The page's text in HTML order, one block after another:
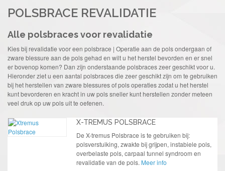
POLSBRACE REVALIDATIE
Alle polsbraces voor revalidatie
Kies bij revalidatie voor een polsbrace | Operatie aan de pols ondergaan of
zware blessure aan de pols gehad en wilt u het herstel bevorden en er snel
er bovenop komen? Dan zijn onderstaande polsbraces zeer geschikt voor u.
Hieronder ziet u een aantal polsbraces die zeer geschikt zijn om te gebruiken
bij het herstellen van zware blessures of pols operaties zodat u het herstel
kunt bevorderen en kracht in uw pols sneller kunt herstellen zonder meteen
veel druk op uw pols uit te oefenen.
X-TREMUS POLSBRACE
De X-tremus Polsbrace is te gebruiken bij:
polsverstuiking, zwakte bij grijpen, instabiele pols,
overbelaste pols, carpaal tunnel syndroom en
revalidatie van de pols. Meer info